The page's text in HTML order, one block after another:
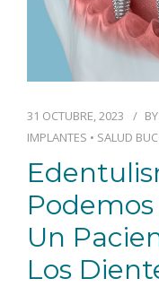
31 OCTUBRE, 2023 BY
IMPLANTES • SALUD
Un
Los